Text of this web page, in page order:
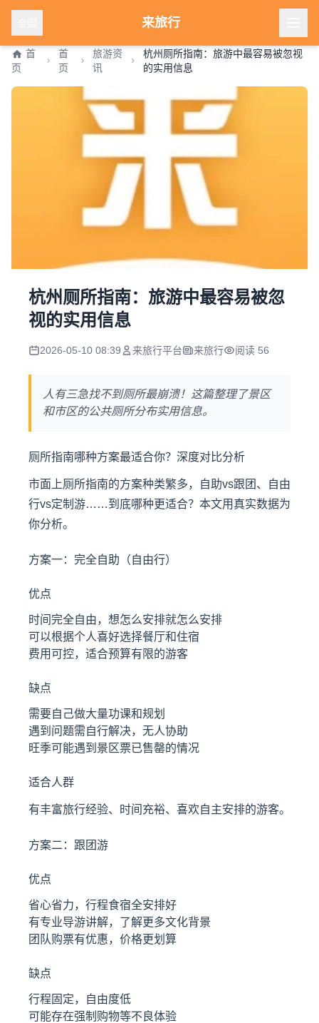
来旅行
首
页
首
页
旅游资
讯
杭州厕所指南：旅游中最容易被忽视
的实用信息
杭州厕所指南：旅游中最容易被忽
视的实用信息
2026-05-10 08:39 来旅行平台 来旅行 阅读 56
人有三急找不到厕所最崩溃！这篇整理了景区
和市区的公共厕所分布实用信息。
厕所指南哪种方案最适合你？深度对比分析
市面上厕所指南的方案种类繁多，自助vs跟团、自由
行vs定制游……到底哪种更适合？本文用真实数据为
你分析。
方案一：完全自助（自由行）
优点
时间完全自由，想怎么安排就怎么安排
可以根据个人喜好选择餐厅和住宿
费用可控，适合预算有限的游客
缺点
需要自己做大量功课和规划
遇到问题需自行解决，无人协助
旺季可能遇到景区票已售罄的情况
适合人群
有丰富旅行经验、时间充裕、喜欢自主安排的游客。
方案二：跟团游
优点
省心省力，行程食宿全安排好
有专业导游讲解，了解更多文化背景
团队购票有优惠，价格更划算
缺点
行程固定，自由度低
可能存在强制购物等不良体验